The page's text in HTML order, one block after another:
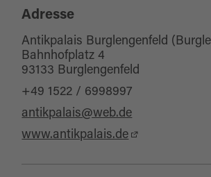
Adresse
Antikpalais Burglengenfeld
Bahnhofplatz 4
93133 Burglengenfeld
+49 1522 / 6998997
antikpalais@web.de
www.antikpalais.de